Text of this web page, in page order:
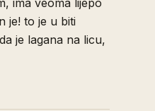
ima veoma lijepo
je! to je u biti
je lagana na licu,